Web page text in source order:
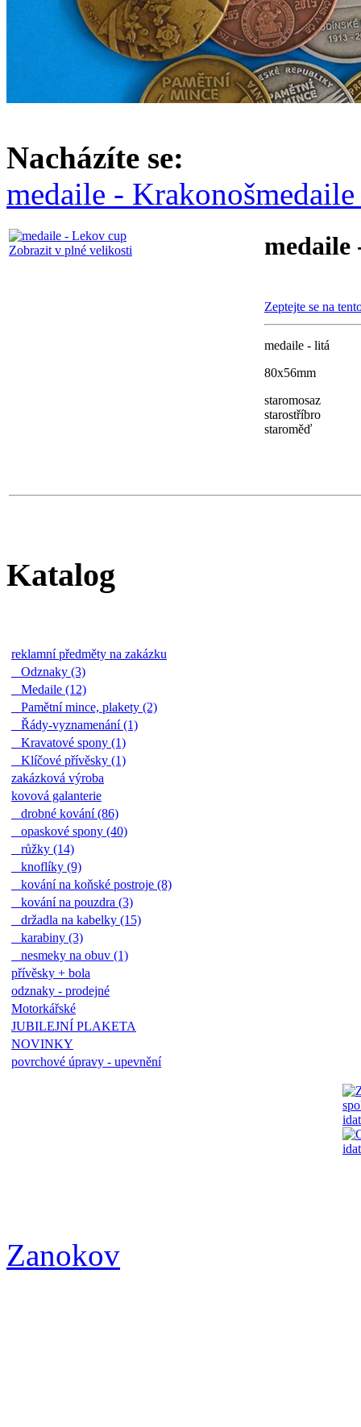
Nacházíte se:
medaile - Krakonoš
Zobrazit v plné velikosti medaile
Zeptejte se na
medaile - litá
80x56mm
staromosaz
starostříbro
staroměď
Katalog
reklamní předměty na zakázku
Odznaky (3)
Medaile (12)
Pamětní mince, plakety (2)
Řády-vyznamenání (1)
Kravatové spony (1)
Klíčové přívěsky (1)
zakázková výroba
kovová galanterie
drobné kování (86)
opaskové spony (40)
růžky (14)
knoflíky (9)
kování na koňské postroje (8)
kování na pouzdra (3)
držadla na kabelky (15)
karabiny (3)
nesmeky na obuv (1)
přívěsky + bola
odznaky - prodejné
Motorkářské
JUBILEJNÍ PLAKETA
NOVINKY
povrchové úpravy - upevnění
Zanokov